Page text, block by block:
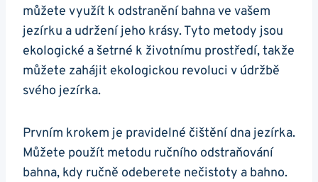
⁤můžete využít k odstranění bahna ve vašem
jezírku a udržení jeho krásy. Tyto metody jsou‌
ekologické a šetrné k‍ životnímu prostředí, ‍takže
můžete zahájit ekologickou revoluci v údržbě
svého jezírka. ⁢
Prvním krokem je pravidelné ‍čištění dna jezírka.⁤
Můžete ⁤použít metodu ručního⁢ odstraňování⁢
bahna, kdy ručně odeberete nečistoty a bahno.